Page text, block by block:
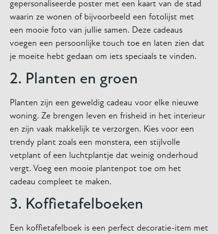
gepersonaliseerde poster met een kaart van de stad
waarin ze wonen of bijvoorbeeld een fotolijst met
een mooie foto van jullie samen. Deze cadeaus
voegen een persoonlijke touch toe en laten zien dat
je moeite hebt gedaan om iets speciaals te vinden.
2. Planten en groen
Planten zijn een geweldig cadeau voor elke nieuwe
woning. Ze brengen leven en frisheid in het interieur
en zijn vaak makkelijk te verzorgen. Kies voor een
trendy plant zoals een monstera, een stijlvolle
vetplant of een luchtplantje dat weinig onderhoud
vergt. Voeg een mooie plantenpot toe om het
cadeau compleet te maken.
3. Koffietafelboeken
Een koffietafelboek is een perfect decoratie-item met